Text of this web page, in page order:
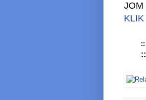
JOM
::
::